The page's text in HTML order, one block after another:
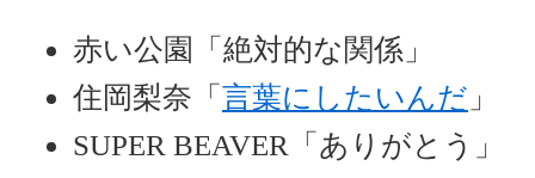
赤い公園「絶対的な関係」
住岡梨奈「 言葉にしたいんだ 」
SUPER BEAVER「ありがとう」